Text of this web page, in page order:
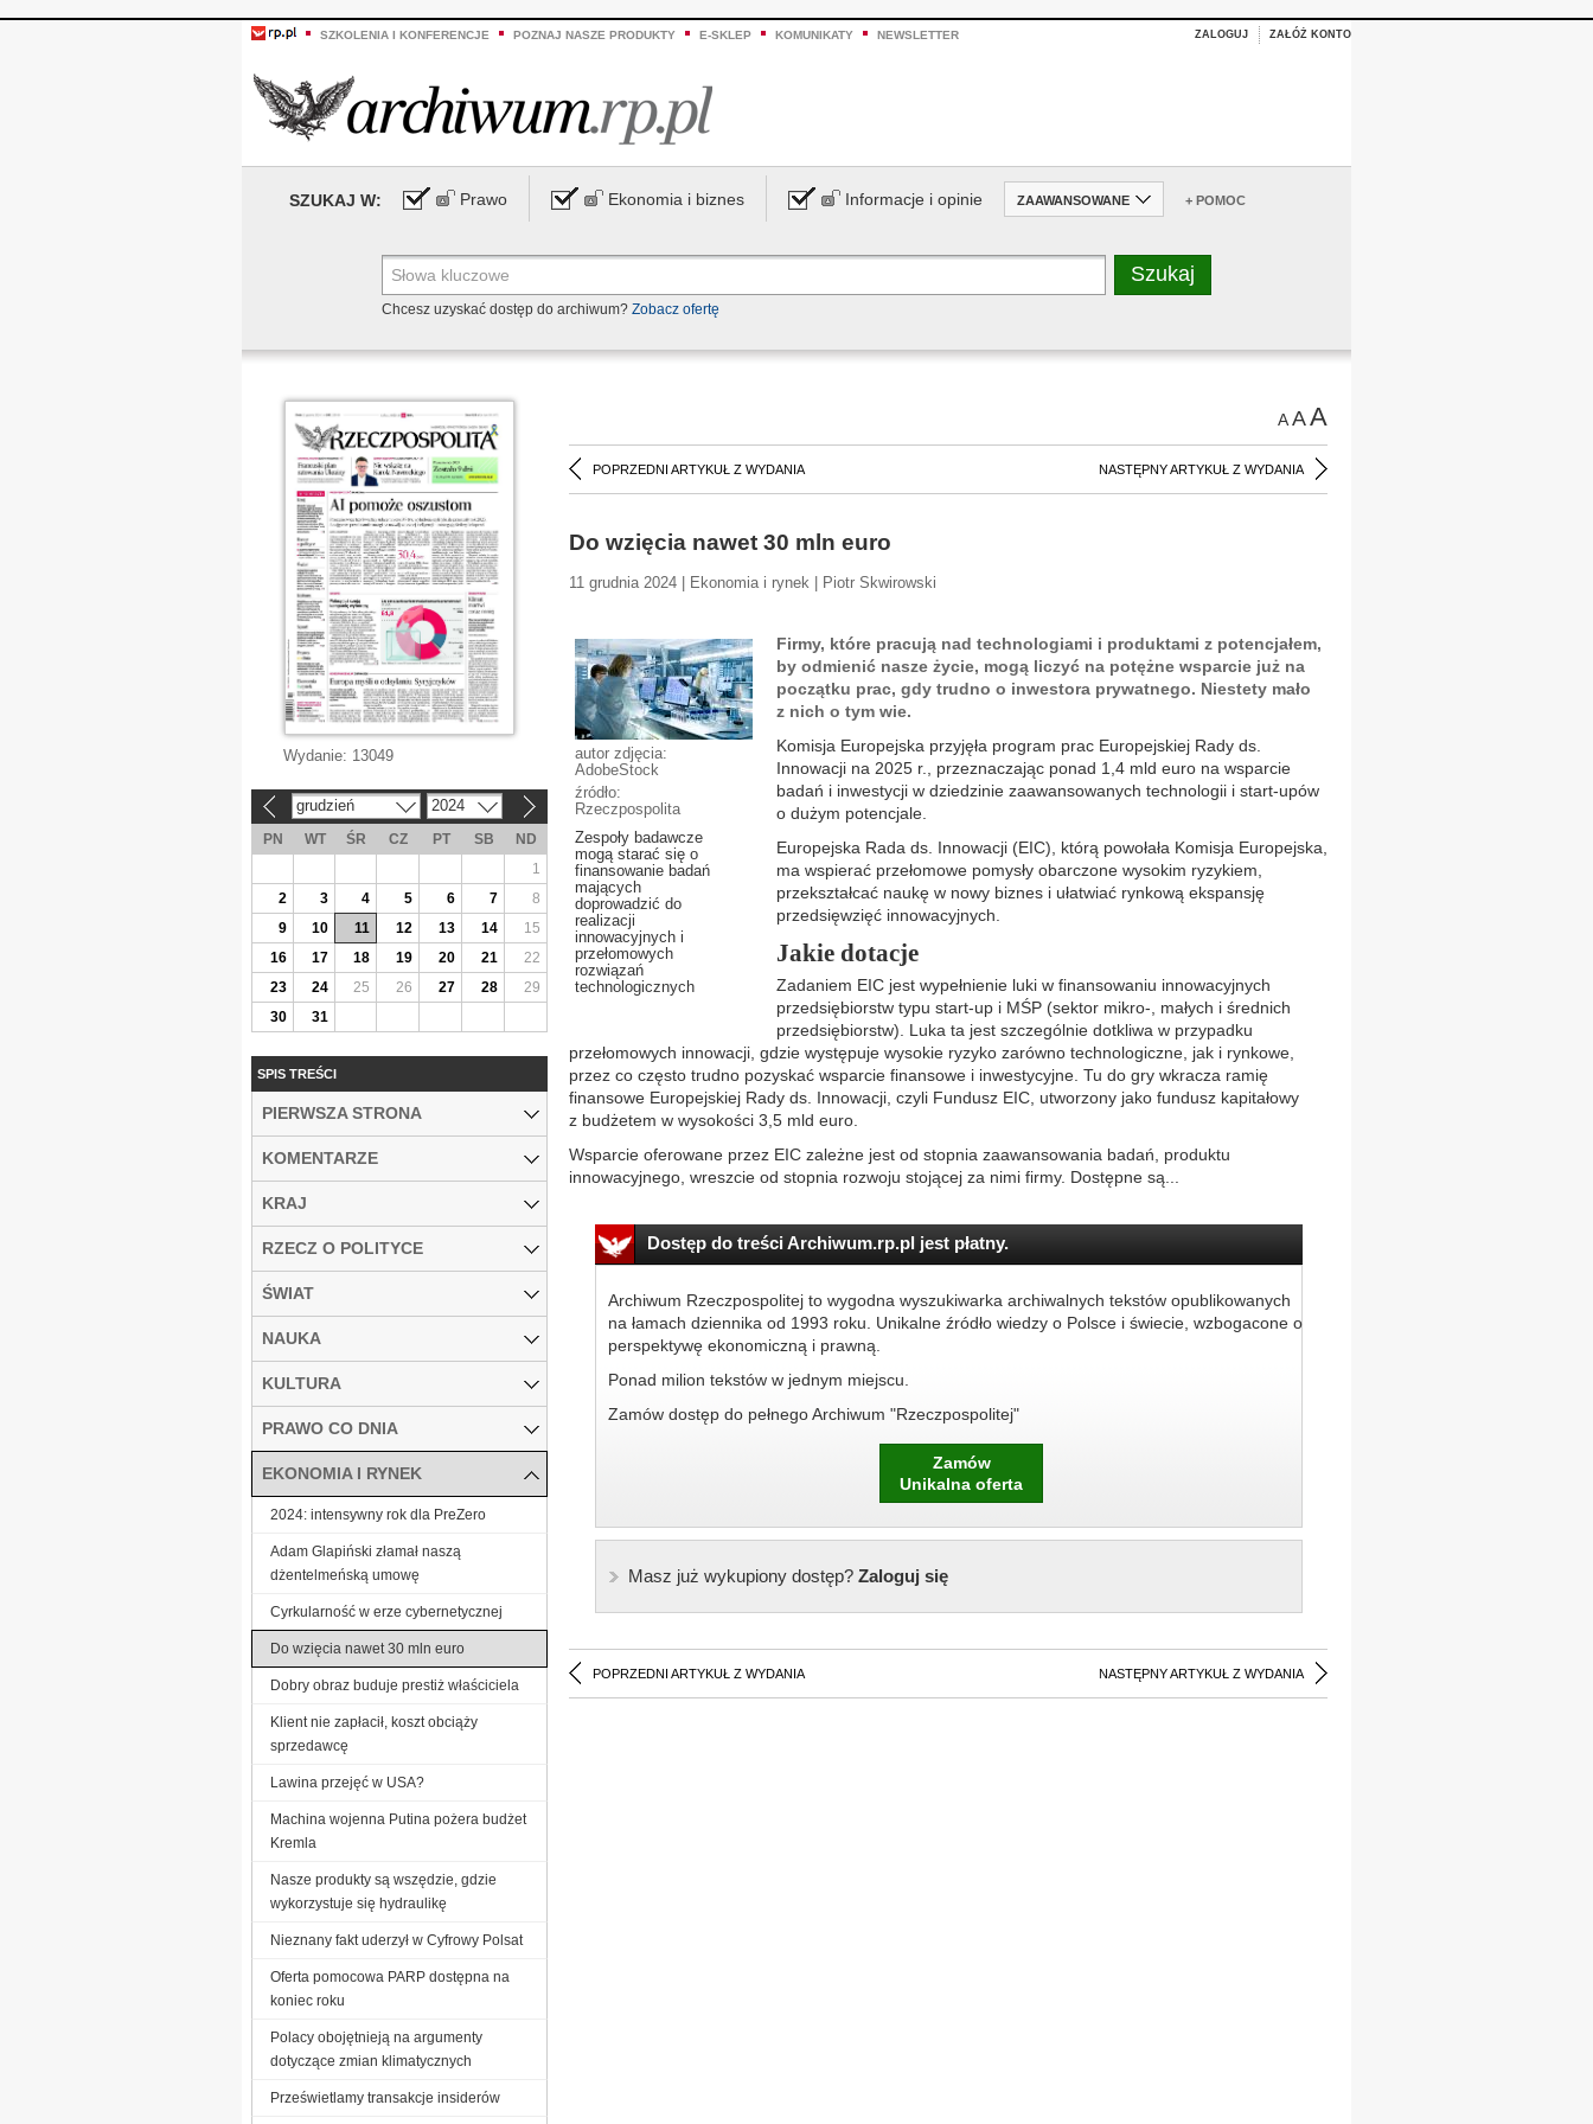
SZKOLENIA I KONFERENCJE POZNAJ NASZE PRODUKTY E-SKLEP KOMUNIKATY NEWSLETTER ZALOGUJ ZAŁÓŻ KONTO
SZUKAJ W: Prawo Ekonomia i biznes Informacje i opinie ZAAWANSOWANE + POMOC
Chcesz uzyskać dostęp do archiwum? Zobacz ofertę
AAA
POPRZEDNI ARTYKUŁ Z WYDANIA NASTĘPNY ARTYKUŁ Z WYDANIA
Do wzięcia nawet 30 mln euro
11 grudnia 2024 | Ekonomia i rynek | Piotr Skwirowski
autor zdjęcia:
AdobeStock
źródło:
Rzeczpospolita
Zespoły badawcze
mogą starać się o
finansowanie badań
mających
doprowadzić do
realizacji
innowacyjnych i
przełomowych
rozwiązań
technologicznych
Firmy, które pracują nad technologiami i produktami z potencjałem,
by odmienić nasze życie, mogą liczyć na potężne wsparcie już na
początku prac, gdy trudno o inwestora prywatnego. Niestety mało
z nich o tym wie.
Komisja Europejska przyjęła program prac Europejskiej Rady ds.
Innowacji na 2025 r., przeznaczając ponad 1,4 mld euro na wsparcie
badań i inwestycji w dziedzinie zaawansowanych technologii i start-upów
o dużym potencjale.
Europejska Rada ds. Innowacji (EIC), którą powołała Komisja Europejska,
ma wspierać przełomowe pomysły obarczone wysokim ryzykiem,
przekształcać naukę w nowy biznes i ułatwiać rynkową ekspansję
przedsięwzięć innowacyjnych.
Jakie dotacje
Zadaniem EIC jest wypełnienie luki w finansowaniu innowacyjnych
przedsiębiorstw typu start-up i MŚP (sektor mikro-, małych i średnich
przedsiębiorstw). Luka ta jest szczególnie dotkliwa w przypadku
przełomowych innowacji, gdzie występuje wysokie ryzyko zarówno technologiczne, jak i rynkowe,
przez co często trudno pozyskać wsparcie finansowe i inwestycyjne. Tu do gry wkracza ramię
finansowe Europejskiej Rady ds. Innowacji, czyli Fundusz EIC, utworzony jako fundusz kapitałowy
z budżetem w wysokości 3,5 mld euro.
Wsparcie oferowane przez EIC zależne jest od stopnia zaawansowania badań, produktu
innowacyjnego, wreszcie od stopnia rozwoju stojącej za nimi firmy. Dostępne są...
Dostęp do treści Archiwum.rp.pl jest płatny.
Archiwum Rzeczpospolitej to wygodna wyszukiwarka archiwalnych tekstów opublikowanych
na łamach dziennika od 1993 roku. Unikalne źródło wiedzy o Polsce i świecie, wzbogacone o
perspektywę ekonomiczną i prawną.
Ponad milion tekstów w jednym miejscu.
Zamów dostęp do pełnego Archiwum "Rzeczpospolitej"
Zamów
Unikalna oferta
Masz już wykupiony dostęp?Zaloguj się
POPRZEDNI ARTYKUŁ Z WYDANIA NASTĘPNY ARTYKUŁ Z WYDANIA
Wydanie: 13049
grudzień 2024
PN WT ŚR CZ PT SB
ND
1
2
3 4 5 6 7
8
9
10 11 12 13 14
15
16
17 18 19 20 21
22
23
24 25 26 27 28
29
30
31
SPIS TREŚCI
PIERWSZA STRONA
KOMENTARZE
KRAJ
RZECZ O POLITYCE
ŚWIAT
NAUKA
KULTURA
PRAWO CO DNIA
EKONOMIA I RYNEK
2024: intensywny rok dla PreZero
Adam Glapiński złamał naszą
dżentelmeńską umowę
Cyrkularność w erze cybernetycznej
Do wzięcia nawet 30 mln euro
Dobry obraz buduje prestiż właściciela
Klient nie zapłacił, koszt obciąży
sprzedawcę
Lawina przejęć w USA?
Machina wojenna Putina pożera budżet
Kremla
Nasze produkty są wszędzie, gdzie
wykorzystuje się hydraulikę
Nieznany fakt uderzył w Cyfrowy Polsat
Oferta pomocowa PARP dostępna na
koniec roku
Polacy obojętnieją na argumenty
dotyczące zmian klimatycznych
Prześwietlamy transakcje insiderów